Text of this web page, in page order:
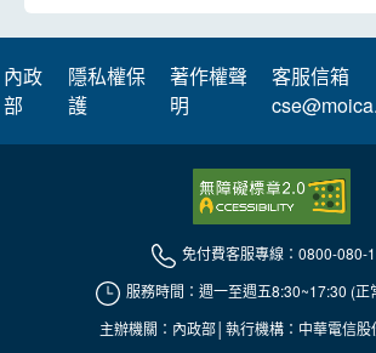
內政
部
隱私權保
護
著作權聲
明
客服信箱
免付費客服專線：0800-080-
服務時間：週一至週五8:30~17:30 (正
主辦機關：內政部│執行機構：中華電信股